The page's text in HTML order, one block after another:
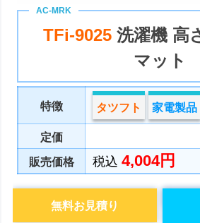
TFi-9025洗濯機 高
マット
特徴 タツフト 家電製品
定価
販売価格 税込4,004円
無料お見積り